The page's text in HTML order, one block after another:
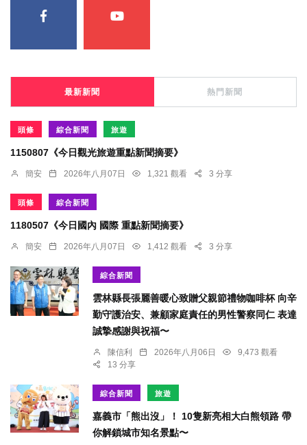
最新新聞 熱門新聞
頭條 綜合新聞 旅遊
1150807《今日觀光旅遊重點新聞摘要》
簡安 2026年八月07日 1,321 觀看 3 分享
頭條 綜合新聞
1180507《今日國內 國際 重點新聞摘要》
簡安 2026年八月07日 1,412 觀看 3 分享
綜合新聞
雲林縣長張麗善暖心致贈父親節禮物咖啡杯 向辛
勤守護治安、兼顧家庭責任的男性警察同仁 表達
誠摯感謝與祝福〜
陳信利 2026年八月06日
9,473 觀看
13 分享
綜合新聞 旅遊
嘉義市「熊出沒」！ 10隻新亮相大白熊領路 帶
你解鎖城市知名景點〜